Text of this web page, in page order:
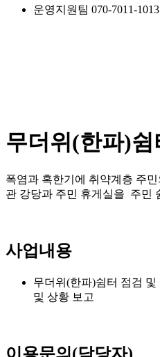
운영지원팀 070-7011-1013
무더위(한파)쉼
폭염과 혹한기에 취약계층 주
관 강당과 주민 휴게실을 주민
사업내용
무더위(한파)쉼터 점검
및 상황 보고